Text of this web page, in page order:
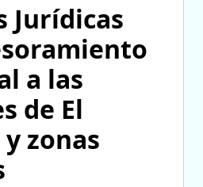
Jurídicas
a las
de El
zonas